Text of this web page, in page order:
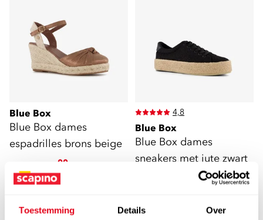
Toestemming Details Over
Blue Box
Blue Box dames
espadrilles brons beige
39,991500
4,8
Blue Box
Blue Box dames
sneakers met jute zwart